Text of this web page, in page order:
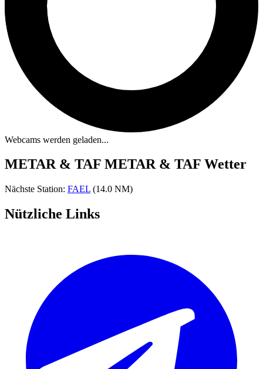
Webcams werden geladen...
METAR & TAF METAR & TAF Wetter
Nächste Station: FAEL (14.0 NM)
Nützliche Links